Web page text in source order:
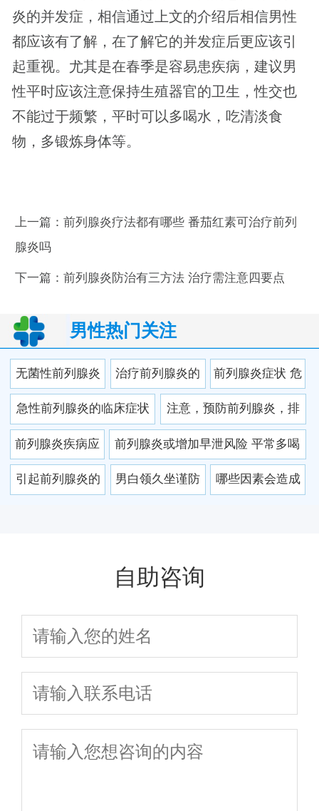
炎的并发症，相信通过上文的介绍后相信男性
都应该有了解，在了解它的并发症后更应该引
起重视。尤其是在春季是容易患疾病，建议男
性平时应该注意保持生殖器官的卫生，性交也
不能过于频繁，平时可以多喝水，吃清淡食
物，多锻炼身体等。
上一篇： 前列腺炎疗法都有哪些 番茄红素可治疗前列
腺炎吗
下一篇： 前列腺炎防治有三方法 治疗需注意四要点
男性热门关注
无菌性前列腺炎
危害 七种危害患
者一定要清楚
治疗前列腺炎的
价格是多少钱 前
列腺炎的病因是
什么？
前列腺炎症状 危
害大揭秘
急性前列腺炎的临床症状
盘点 两个处方可治疗
注意，预防前列腺炎，排
尿有讲究
前列腺炎疾病应
该如何治疗 前列
前列腺炎或增加早泄风险 平常多喝
水不要憋尿
引起前列腺炎的 男白领久坐谨防 哪些因素会造成
自助咨询